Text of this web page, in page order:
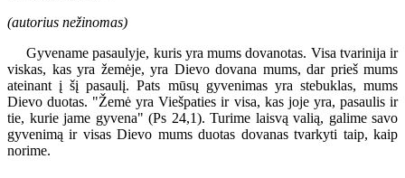
(autorius nežinomas)
Gyvename pasaulyje, kuris yra mums dovanotas. Visa tvarinija ir
viskas, kas yra žemėje, yra Dievo dovana mums, dar prieš mums
ateinant į šį pasaulį. Pats mūsų gyvenimas yra stebuklas, mums
Dievo duotas. "Žemė yra Viešpaties ir visa, kas joje yra, pasaulis ir
tie, kurie jame gyvena" (Ps 24,1). Turime laisvą valią, galime savo
gyvenimą ir visas Dievo mums duotas dovanas tvarkyti taip, kaip
norime.